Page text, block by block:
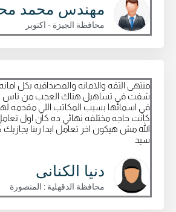
مهندس محمد
محافظة الجيزة - اكتوبر
منتهى الثقه والامانه والمصداقيه بكل امانه
شفت في تساهيل هناك العجب من ناس
في اسمائها بسبب المكاتب اللي مقدمه لهم
كانت حاجه مختلفه نهائي ده كان اول تعامل ما
الله مش هيكون اخر تعامل ابدا ربنا يجازيك كل
دنيا الكنانى
محافظة الدقهلية : المنصورة